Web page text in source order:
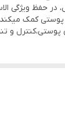
در حفظ
پوستی کمک می­کند